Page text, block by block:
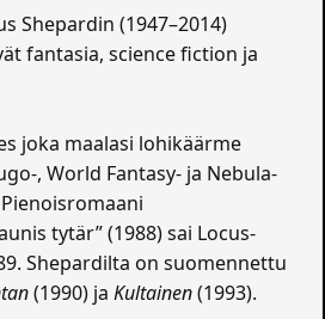
Shepardin (1947–2014)
fantasia, science fiction ja
joka maalasi lohikäärme
, World Fantasy- ja Nebula-
tytär” (1988) sai Locus-
Shepardilta on suomennettu
(1990) jaKultainen(1993).